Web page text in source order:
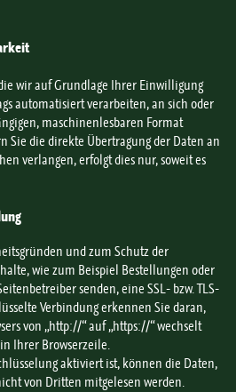
wir auf Grundlage Ihrer Einwilligung
automatisiert verarbeiten, an sich oder
maschinenlesbaren Format
Sie die direkte Übertragung der Daten an
verlangen, erfolgt dies nur, soweit es
und zum Schutz der
wie zum Beispiel Bestellungen oder
senden, eine SSL- bzw. TLS-
Verbindung erkennen Sie daran,
von „http://“ auf „https://“ wechselt
Ihrer Browserzeile.
aktiviert ist, können die Daten,
von Dritten mitgelesen werden.